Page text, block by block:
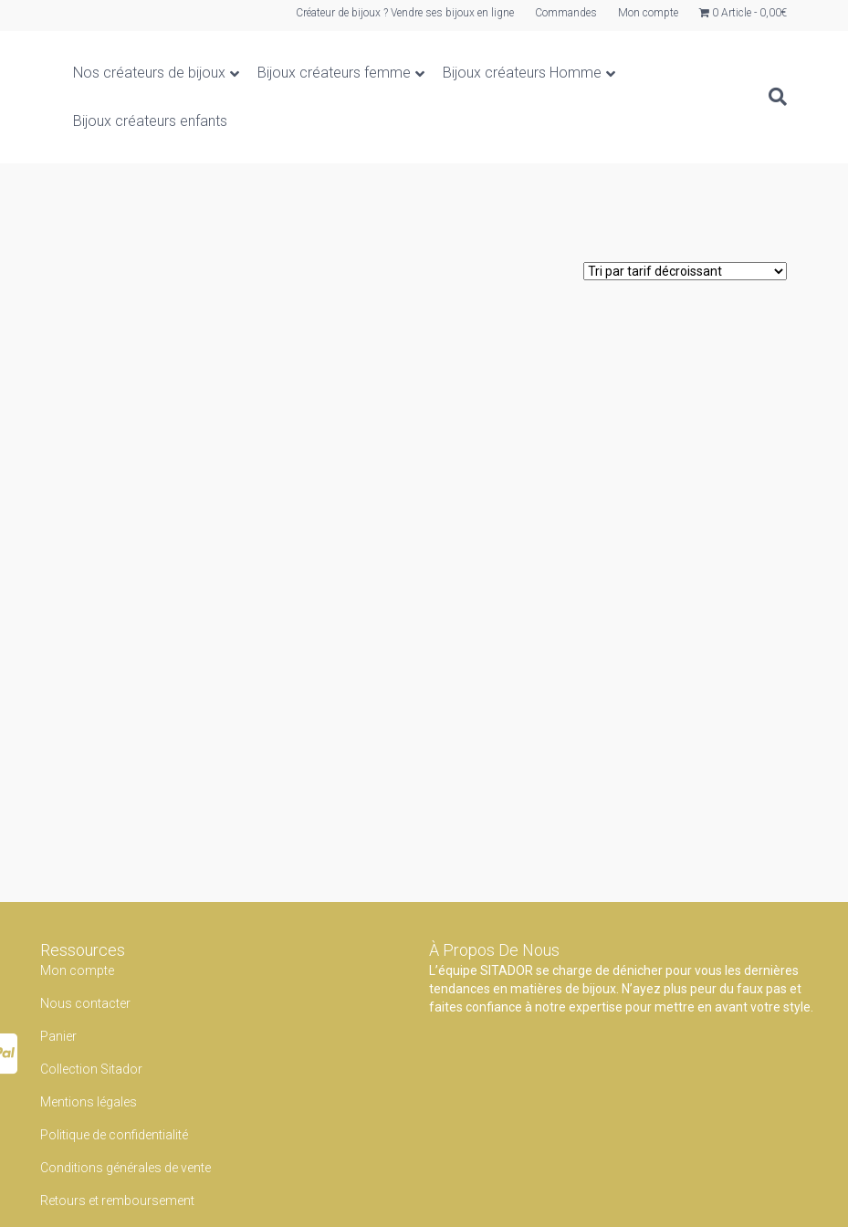
Créateur de bijoux ? Vendre ses bijoux en ligne Commandes Mon compte 0 Article 0,00€
Nos créateurs de bijoux Bijoux créateurs femme Bijoux créateurs Homme
Bijoux créateurs enfants
Ressources
Mon compte
Nous contacter
Panier
Collection Sitador
Mentions légales
Politique de confidentialité
Conditions générales de vente
Retours et remboursement
À Propos De Nous
L’équipe SITADOR se charge de dénicher pour vous les dernières
tendances en matières de bijoux. N’ayez plus peur du faux pas et
faites confiance à notre expertise pour mettre en avant votre style.